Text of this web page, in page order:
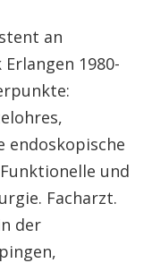
an
1980-
endoskopische
und
Facharzt.
der